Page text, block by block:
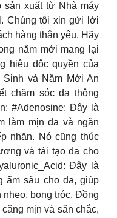
xuất từ Nhà máy
Chúng tôi xin gửi lời
hàng thân yêu. Hãy
năm mới mang lại
hiệu độc quyền của
Sinh và Năm Mới An
chăm sóc da thông
#Adenosine: Đây là
làm mịn da và ngăn
nhăn. Nó cũng thúc
và tái tạo da cho
Đây là
ẩm sâu cho da, giúp
nheo, bong tróc. Đồng
mịn và săn chắc,